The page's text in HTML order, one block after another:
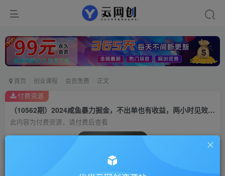
首页 创业课程 会员免费 正文
（10562期）2024咸鱼暴力掘金，不出单也有收益，两小时见效，当天突破500+
此内容为付费资源，请付费后查看
会员专属资源
付费资源